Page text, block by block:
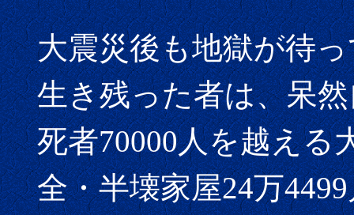
大震災後も地獄が待っ
生き残った者は、呆然
死者70000人を越える
全・半壊家屋24万4499